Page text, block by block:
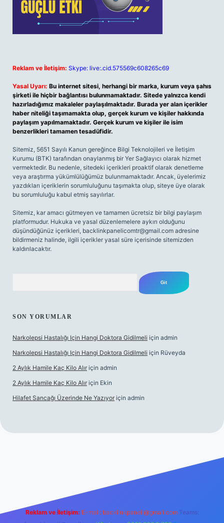
Reklam ve İletişim: Skype: live:.cid.575569c608265c69
Yasal Uyarı: Bu internet sitesi, herhangi bir marka, kurum veya şahıs
şirketi ile hiçbir bağlantısı bulunmamaktadır. Sitede yalnızca kendi
hazırladığımız makaleler paylaşılmaktadır. Burada yer alan içerikler
haber niteliği taşımamakta olup, gerçek kurum ve kişiler hakkında
paylaşım yapılmamaktadır. Gerçek kurum ve kişiler ile isim
benzerlikleri tamamen tesadüfidir.
Sitemiz, 5651 Sayılı Kanun gereğince Bilgi Teknolojileri ve İletişim
Kurumu (BTK) tarafından onaylanmış bir Yer Sağlayıcı olarak hizmet
vermektedir. Bu nedenle, sitedeki içerikleri proaktif olarak denetleme
veya araştırma yükümlülüğümüz bulunmamaktadır. Ancak, üyelerimiz
yazdıkları içeriklerin sorumluluğunu taşımakta olup, siteye üye olarak
bu sorumluluğu kabul etmiş sayılırlar.
Sitemiz, kar amacı gütmeyen ve tamamen ücretsiz bir bilgi paylaşım
platformudur. Hukuka ve yasal düzenlemelere aykırı olduğunu
düşündüğünüz içerikleri, backlinkpanelicomtr@gmail.com adresine
bildirmeniz halinde, ilgili içerikler yasal süre içerisinde sitemizden
kaldırılacaktır.
SON YORUMLAR
Narkolepsi Hastalığı Için Hangi Doktora Gidilmeli için admin
Narkolepsi Hastalığı Için Hangi Doktora Gidilmeli için Rüveyda
2 Aylık Hamile Kaç Kilo Alır için admin
2 Aylık Hamile Kaç Kilo Alır için Ekin
Hilafet Sancağı Üzerinde Ne Yazıyor için admin
Reklam ve İletişim: E-mail: backlinkpaneli@gmail.com Teams: